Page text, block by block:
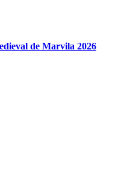
de Marvila 2026